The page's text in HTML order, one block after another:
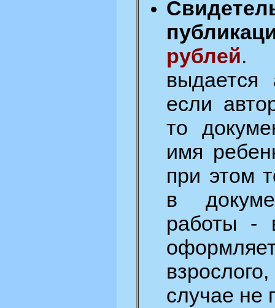
рублей.
выдается
если
то
имя
при этом
в
работы -
случае не